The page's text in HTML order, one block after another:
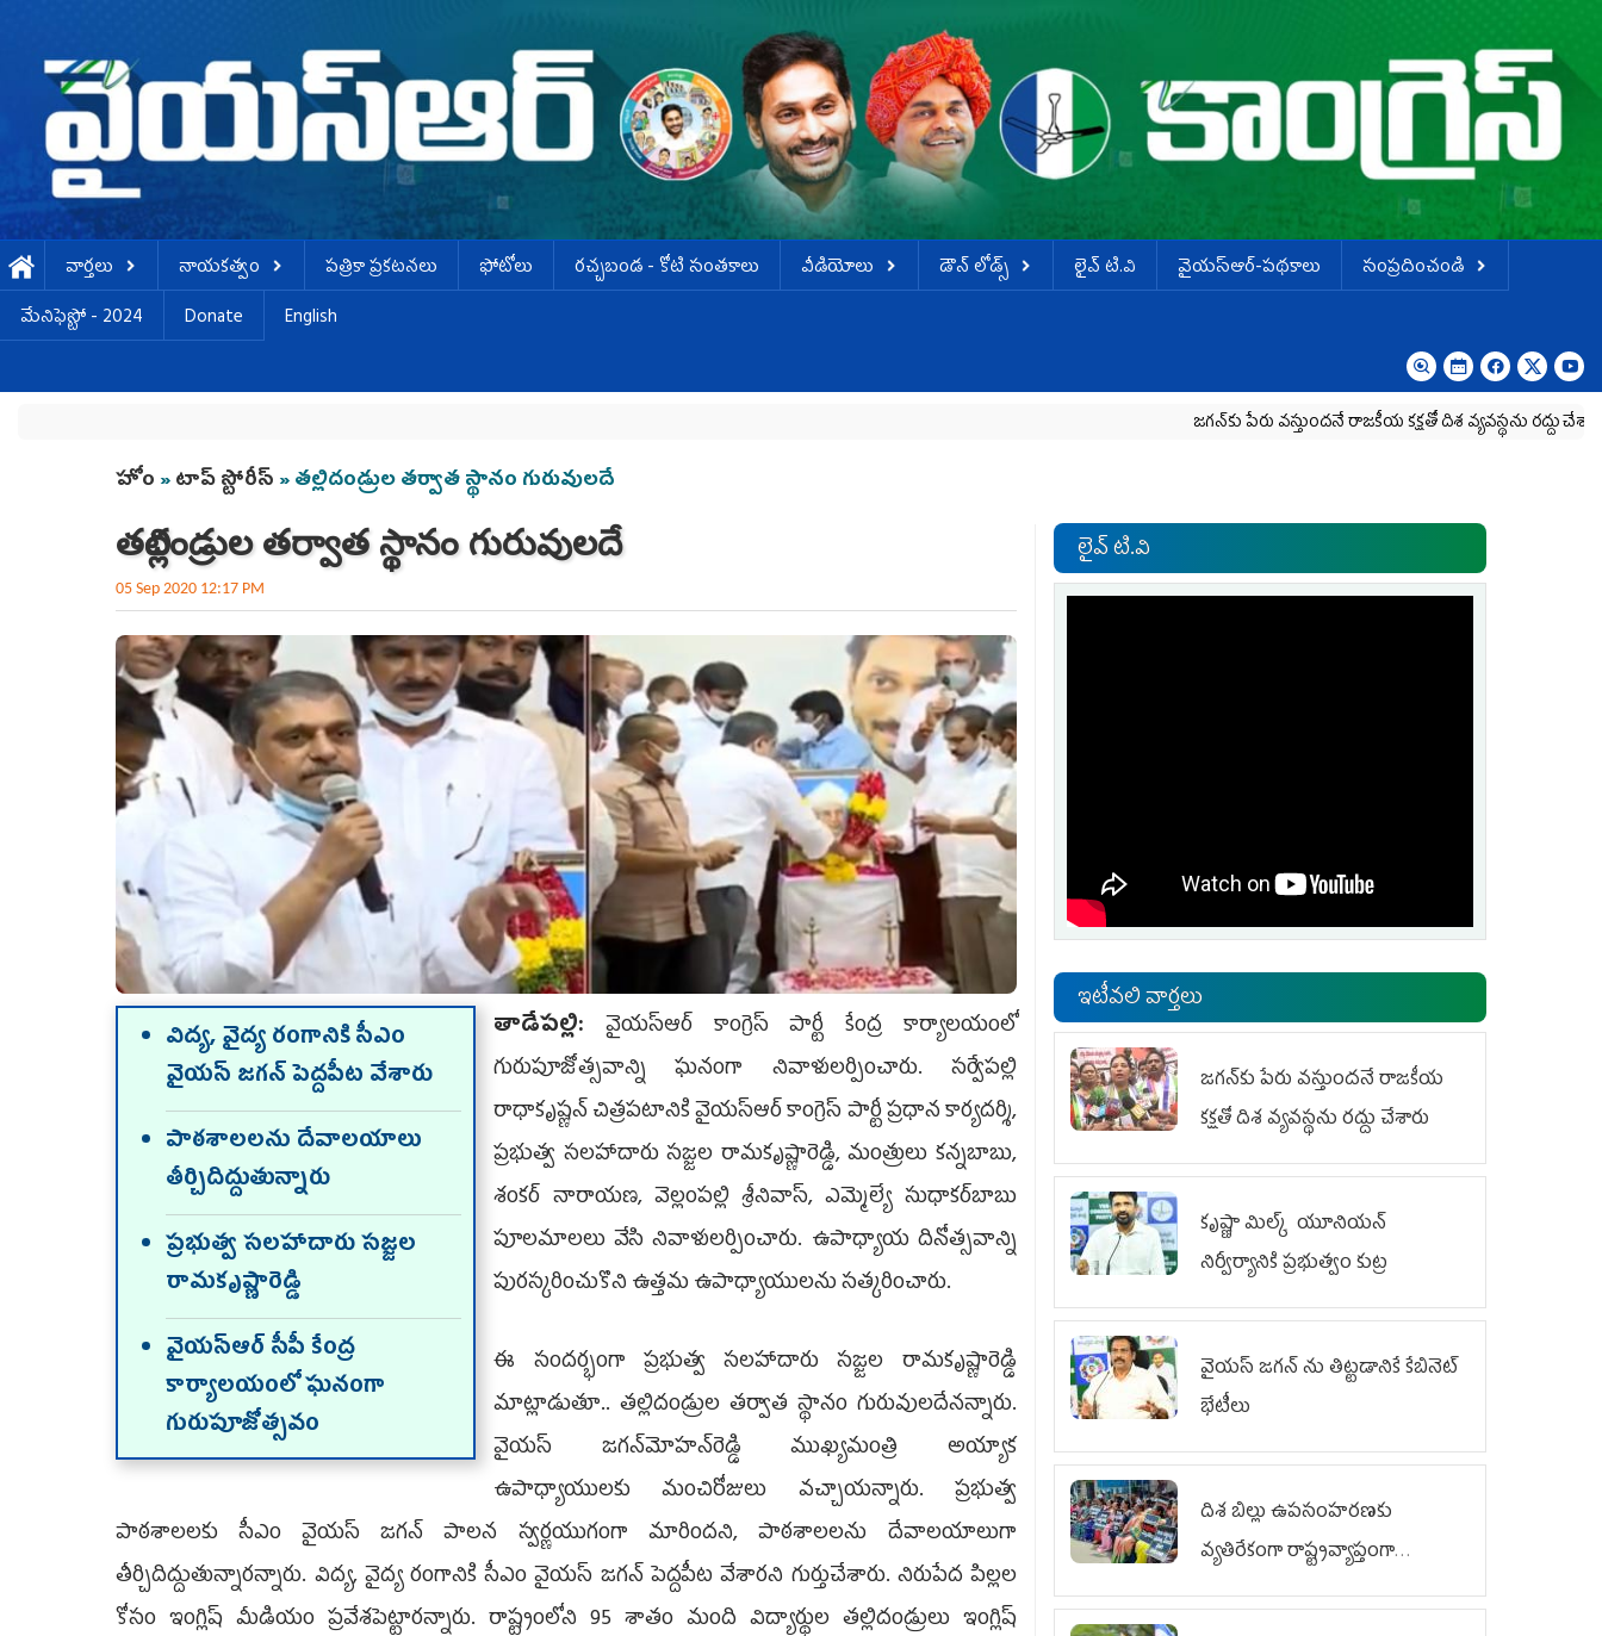
వార్తలు నాయకత్వం పత్రికా ప్రకటనలు ఫోటోలు ర‌చ్చ‌బండ‌ - కోటి సంత‌కాలు వీడియోలు డౌన్ లోడ్స్ లైవ్ టి.వి వైయస్ఆర్-పథకాలు
సంప్రదించండి
మేనిఫెస్టో - 2024
Donate English
జగన్‌కు పేరు వస్తుందనే రాజకీయ కక్షతో దిశ వ్య‌వ‌స్థ‌ను రద్దు చేశారు
You are here
హోం »టాప్ స్టోరీస్ » తల్లిదండ్రుల తర్వాత స్థానం గురువులదే
తల్లిదండ్రుల తర్వాత స్థానం గురువులదే
05 Sep 2020 12:17 PM
విద్య, వైద్య రంగానికి సీఎం
వైయస్‌ జగన్‌ పెద్దపీట వేశారు
పాఠశాలలను దేవాలయాలు
తీర్చిదిద్దుతున్నారు
ప్రభుత్వ సలహాదారు సజ్జల
రామకృష్ణారెడ్డి
వైయస్‌ఆర్‌ సీపీ కేంద్ర
కార్యాలయంలో ఘనంగా
గురుపూజోత్సవం
తాడేపల్లి: వైయస్‌ఆర్‌ కాంగ్రెస్‌ పార్టీ కేంద్ర కార్యాలయంలో
గురుపూజోత్సవాన్ని ఘనంగా నివాళులర్పించారు. సర్వేపల్లి
రాధాకృష్ణన్‌ చిత్రపటానికి వైయస్‌ఆర్‌ కాంగ్రెస్‌ పార్టీ ప్రధాన కార్యదర్శి,
ప్రభుత్వ సలహాదారు సజ్జల రామకృష్ణారెడ్డి, మంత్రులు కన్నబాబు,
శంకర్‌ నారాయణ, వెల్లంపల్లి శ్రీనివాస్, ఎమ్మెల్యే సుధాకర్‌బాబు
పూలమాలలు వేసి నివాళులర్పించారు. ఉపాధ్యాయ దినోత్సవాన్ని
పురస్కరించుకొని ఉత్తమ ఉపాధ్యాయులను సత్కరించారు.
ఈ సందర్భంగా ప్రభుత్వ సలహాదారు సజ్జల రామకృష్ణారెడ్డి
మాట్లాడుతూ.. తల్లిదండ్రుల తర్వాత స్థానం గురువులదేనన్నారు.
వైయస్‌ జగన్‌మోహన్‌రెడ్డి ముఖ్యమంత్రి అయ్యాక
ఉపాధ్యాయులకు మంచిరోజులు వచ్చాయన్నారు. ప్రభుత్వ
పాఠశాలలకు సీఎం వైయస్‌ జగన్‌ పాలన స్వర్ణయుగంగా మారిందని, పాఠశాలలను దేవాలయాలుగా
తీర్చిదిద్దుతున్నారన్నారు. విద్య, వైద్య రంగానికి సీఎం వైయస్‌ జగన్‌ పెద్దపీట వేశారని గుర్తుచేశారు. నిరుపేద పిల్లల
కోసం ఇంగ్లిష్‌ మీడియం ప్రవేశపెట్టారన్నారు. రాష్ట్రంలోని 95 శాతం మంది విద్యార్థుల తల్లిదండ్రులు ఇంగ్లిష్‌
లైవ్ టి.వి
ఇటీవలి వార్తలు
జగన్‌కు పేరు వస్తుందనే రాజకీయ
కక్షతో దిశ వ్య‌వ‌స్థ‌ను రద్దు చేశారు
కృష్ణా మిల్క్‌ యూనియన్‌
నిర్వీర్యానికి ప్రభుత్వం కుట్ర
వైయ‌స్ జగన్‌ ను తిట్టడానికే కేబినెట్‌
భేటీలు
దిశ బిల్లు ఉపసంహరణకు
వ్యతిరేకంగా రాష్ట్రవ్యాప్తంగా
వైయ‌స్ఆర్‌సీపీ మహిళా విభాగం